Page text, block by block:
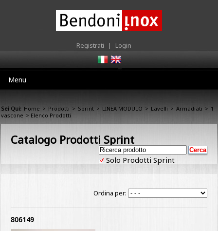
Registrati | Login
Menu
Sei Qui: Home > Prodotti > Sprint > LINEA MODULO > Lavelli > Armadiati > 1
vascone > Elenco Prodotti
Catalogo Prodotti Sprint
Solo Prodotti Sprint
Ordina per:
806149